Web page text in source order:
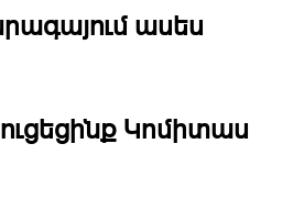
ասես
Կոմիտաս